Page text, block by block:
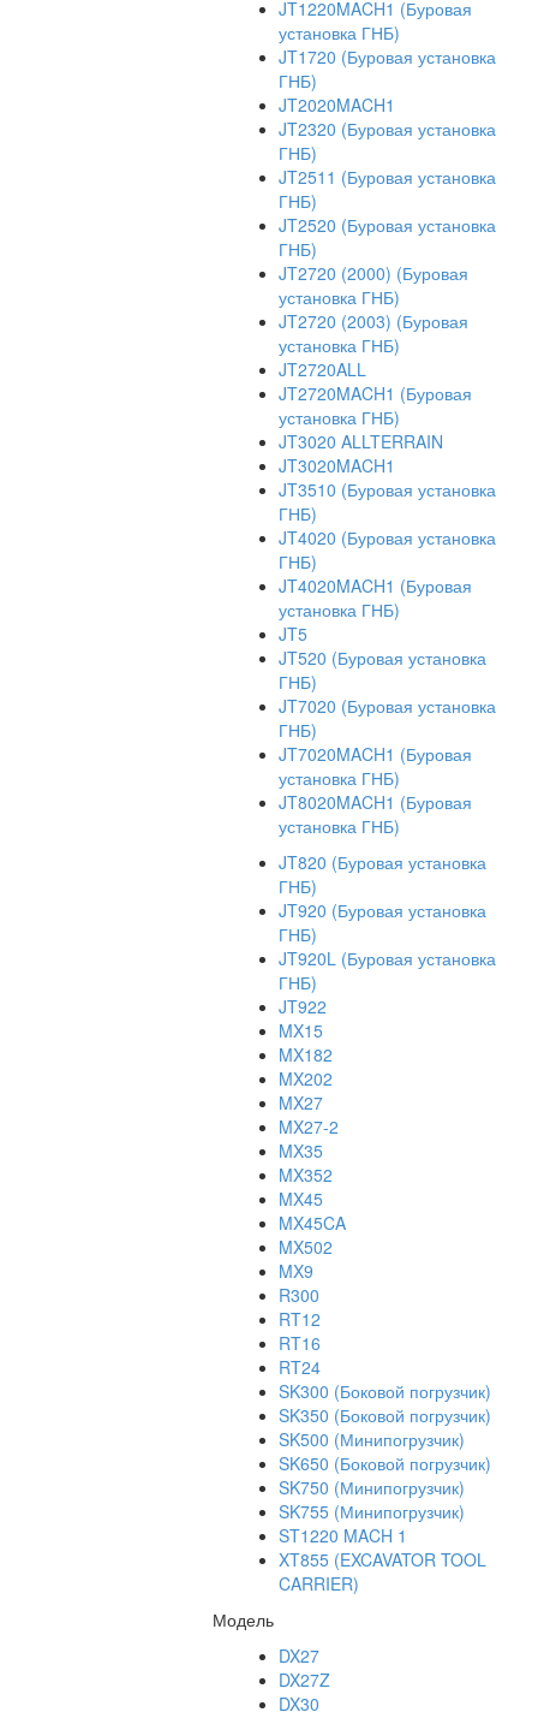
JT1220MACH1 (Буровая
установка ГНБ)
JT1720 (Буровая установка
ГНБ)
JT2020MACH1
JT2320 (Буровая установка
ГНБ)
JT2511 (Буровая установка
ГНБ)
JT2520 (Буровая установка
ГНБ)
JT2720 (2000) (Буровая
установка ГНБ)
JT2720 (2003) (Буровая
установка ГНБ)
JT2720ALL
JT2720MACH1 (Буровая
установка ГНБ)
JT3020 ALLTERRAIN
JT3020MACH1
JT3510 (Буровая установка
ГНБ)
JT4020 (Буровая установка
ГНБ)
JT4020MACH1 (Буровая
установка ГНБ)
JT5
JT520 (Буровая установка
ГНБ)
JT7020 (Буровая установка
ГНБ)
JT7020MACH1 (Буровая
установка ГНБ)
JT8020MACH1 (Буровая
установка ГНБ)
JT820 (Буровая установка
ГНБ)
JT920 (Буровая установка
ГНБ)
JT920L (Буровая установка
ГНБ)
JT922
MX15
MX182
MX202
MX27
MX27-2
MX35
MX352
MX45
MX45CA
MX502
MX9
R300
RT12
RT16
RT24
SK300 (Боковой погрузчик)
SK350 (Боковой погрузчик)
SK500 (Минипогрузчик)
SK650 (Боковой погрузчик)
SK750 (Минипогрузчик)
SK755 (Минипогрузчик)
ST1220 MACH 1
XT855 (EXCAVATOR TOOL
CARRIER)
Модель
DX27
DX27Z
DX30